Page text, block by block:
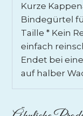
Kurze
Bindegürtel
Taille * Kein
einfach
Endet bei
auf halber